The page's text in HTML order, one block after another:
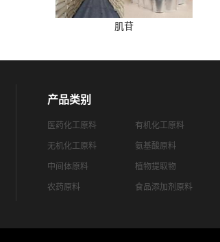
肌苷
产品类别
医药化工原料 有机化工原料
无机化工原料 氨基酸原料
中间体原料 植物提取物
农药原料 食品添加剂原料